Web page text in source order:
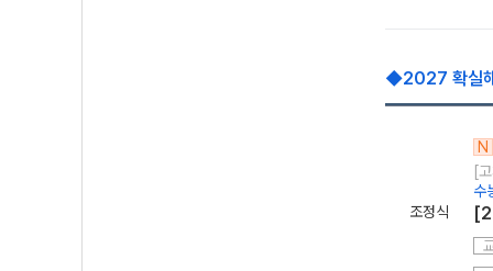
◆2027 확실해
조정식
N
[
수